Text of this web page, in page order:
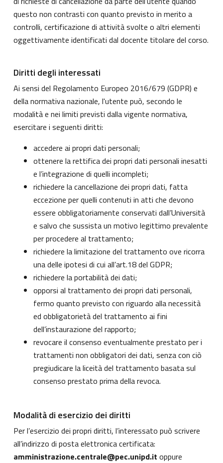
questo non contrasti con quanto previsto in merito a
controlli, certificazione di attività svolte o altri elementi
oggettivamente identificati dal docente titolare del corso.
Diritti degli interessati
Ai sensi del Regolamento Europeo 2016/679 (GDPR) e
della normativa nazionale, l'utente può, secondo le
modalità e nei limiti previsti dalla vigente normativa,
esercitare i seguenti diritti:
accedere ai propri dati personali;
ottenere la rettifica dei propri dati personali inesatti
e l’integrazione di quelli incompleti;
richiedere la cancellazione dei propri dati, fatta
eccezione per quelli contenuti in atti che devono
essere obbligatoriamente conservati dall’Università
e salvo che sussista un motivo legittimo prevalente
per procedere al trattamento;
richiedere la limitazione del trattamento ove ricorra
una delle ipotesi di cui all’art.18 del GDPR;
richiedere la portabilità dei dati;
opporsi al trattamento dei propri dati personali,
fermo quanto previsto con riguardo alla necessità
ed obbligatorietà del trattamento ai fini
dell’instaurazione del rapporto;
revocare il consenso eventualmente prestato per i
trattamenti non obbligatori dei dati, senza con ciò
pregiudicare la liceità del trattamento basata sul
consenso prestato prima della revoca.
Modalità di esercizio dei diritti
Per l’esercizio dei propri diritti, l’interessato può scrivere
all’indirizzo di posta elettronica certificata:
amministrazione.centrale@pec.unipd.it oppure